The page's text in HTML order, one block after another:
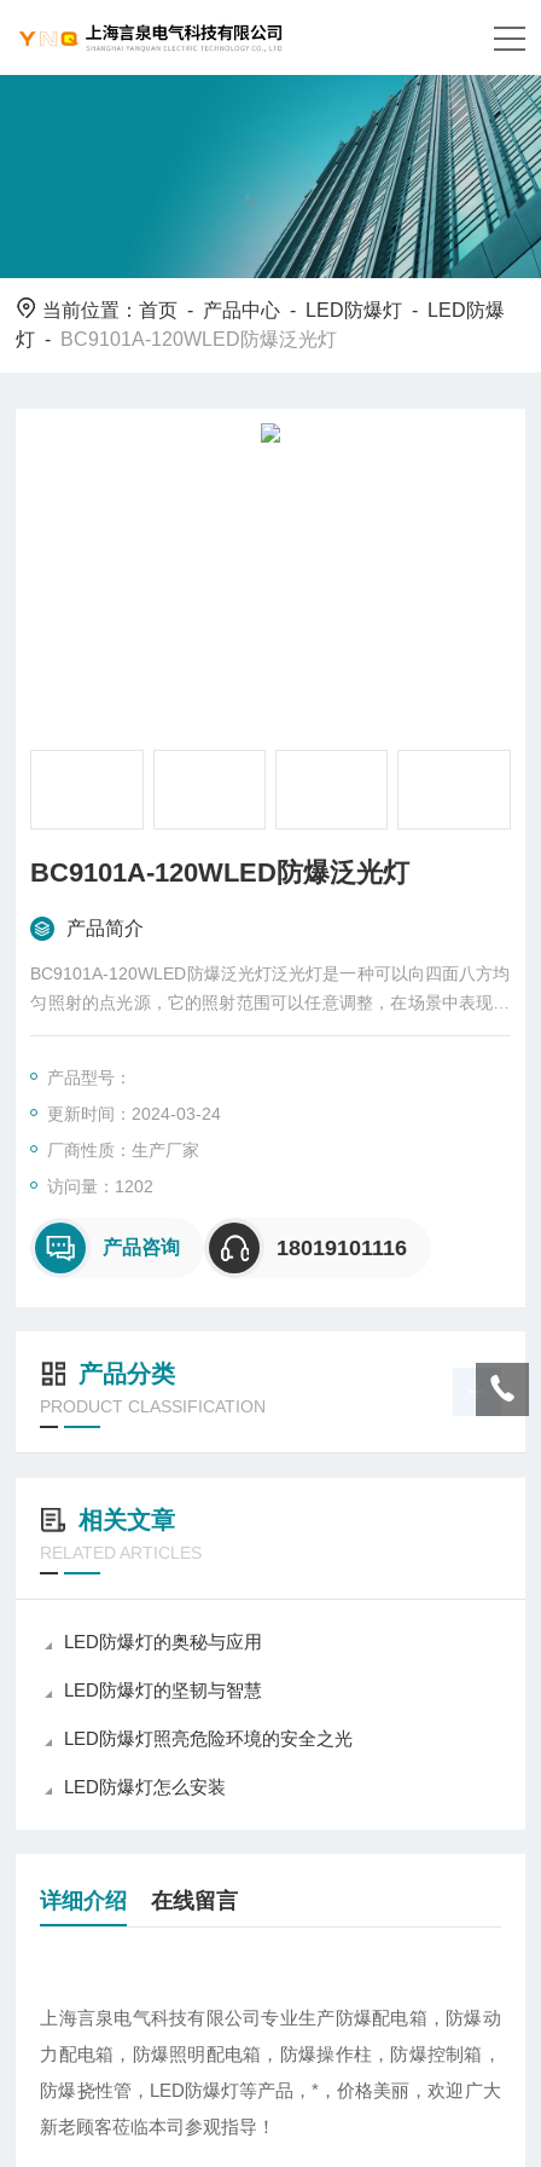
当前位置：首页 - 产品中心 - LED防爆灯 -
LED防爆
灯 - BC9101A-120WLED防爆泛光灯
BC9101A-120WLED防爆泛光灯
产品简介
BC9101A-120WLED防爆泛光灯泛光灯是一种可以向四面八方均
匀照射的点光源，它的照射范围可以任意调整，在场景中表现为
一个正八面体的图示。以往泛光灯是在效果图制作当中应用广泛
代,LED防爆泛光灯应用越来越多。
产品型号：
更新时间：2024-03-24
厂商性质：生产厂家
访问量：1202
产品咨询 18019101116
产品分类
PRODUCT CLASSIFICATION
相关文章
RELATED ARTICLES
LED防爆灯的奥秘与应用
LED防爆灯的坚韧与智慧
LED防爆灯照亮危险环境的安全之光
LED防爆灯怎么安装
详细介绍 在线留言
上海言泉电气科技有限公司专业生产防爆配电箱，防爆动
力配电箱，防爆照明配电箱，防爆操作柱，防爆控制箱，
防爆挠性管， LED防爆灯等产品，*，价格美丽，欢迎广大
新老顾客莅临本司参观指导！